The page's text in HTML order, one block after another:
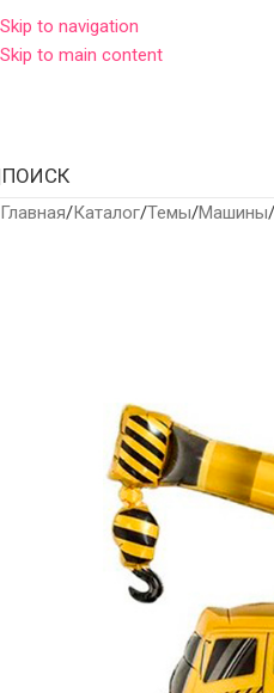
Skip to navigation
Skip to main content
ПОИСК
Главная Каталог Темы Машины